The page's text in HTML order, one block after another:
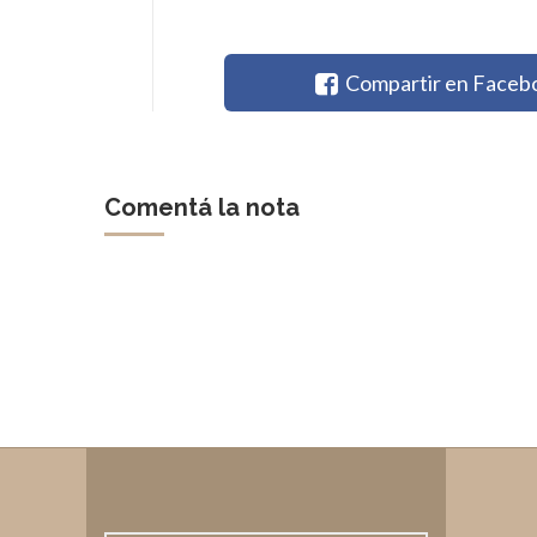
Compartir en
Comentá la nota